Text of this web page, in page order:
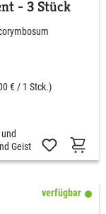
- 3 Stück
€ / 1 Stck.)
Geist
verfügbar